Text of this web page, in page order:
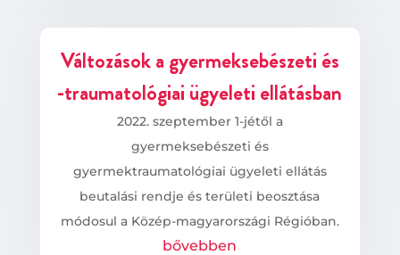
Változások a gyermeksebészeti és
-traumatológiai ügyeleti ellátásban
2022. szeptember 1-jétől a
gyermeksebészeti és
gyermektraumatológiai ügyeleti ellátás
beutalási rendje és területi beosztása
módosul a Közép-magyarországi Régióban.
bővebben